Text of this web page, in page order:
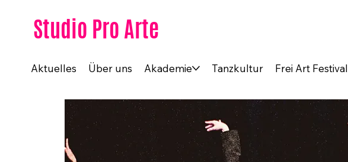
Studio Pro Arte
Aktuelles Über uns Akademie Tanzkultur Frei Art Festival